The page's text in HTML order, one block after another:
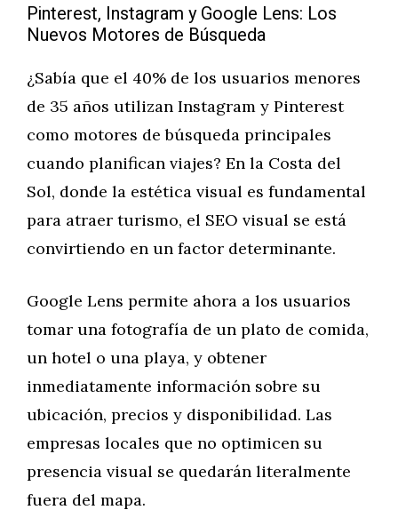
Pinterest, Instagram y Google Lens: Los
Nuevos Motores de Búsqueda
¿Sabía que el 40% de los usuarios menores
de 35 años utilizan Instagram y Pinterest
como motores de búsqueda principales
cuando planifican viajes? En la Costa del
Sol, donde la estética visual es fundamental
para atraer turismo, el SEO visual se está
convirtiendo en un factor determinante.
Google Lens permite ahora a los usuarios
tomar una fotografía de un plato de comida,
un hotel o una playa, y obtener
inmediatamente información sobre su
ubicación, precios y disponibilidad. Las
empresas locales que no optimicen su
presencia visual se quedarán literalmente
fuera del mapa.